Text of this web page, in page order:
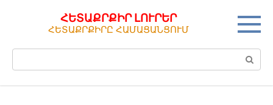
ՀԵՏԱՔՐՔԻՐ ԼՈՒՐԵՐ
ՀԵՏԱՔՐՔԻՐԸ ՀԱՄԱՑԱՆՑՈՒՄ
Поиск: